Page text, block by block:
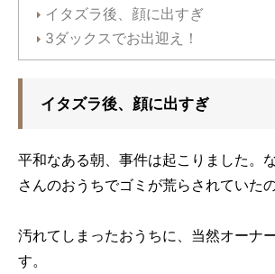
イタズラ後、顔に出すぎ
3ダックスでお出迎え！
イタズラ後、顔に出すぎ
平和なある朝、事件は起こりました。
さんのおうちでゴミが荒らされていたの
汚れてしまったおうちに、当然オーナ
す。